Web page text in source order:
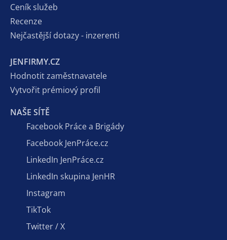
Ceník služeb
Recenze
Nejčastější dotazy - inzerenti
JENFIRMY.CZ
Hodnotit zaměstnavatele
Vytvořit prémiový profil
NAŠE SÍTĚ
Facebook Práce a Brigády
Facebook JenPráce.cz
LinkedIn JenPráce.cz
LinkedIn skupina JenHR
Instagram
TikTok
Twitter / X